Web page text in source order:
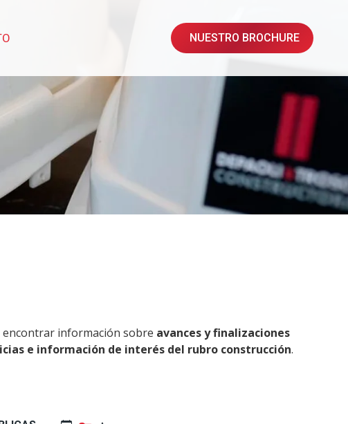
NUESTRO BROCHURE
encontrar información sobre avances y finalizaciones
e información de interés del rubro construcción.